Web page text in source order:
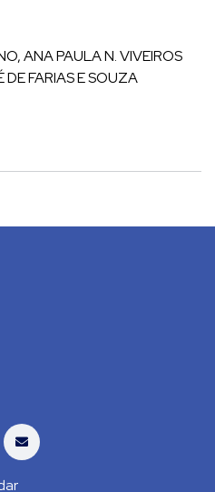
ANA PAULA N. VIVEIROS
FARIAS E SOUZA